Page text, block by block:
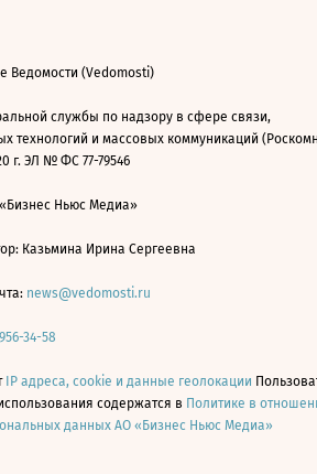
Ведомости (Vedomosti)
службы по надзору в сфере связи,
технологий и массовых коммуникаций
г. ЭЛ № ФС 77-79546
Ньюс Медиа»
Казьмина Ирина Сергеевна
news@vedomosti.ru
34-58
IP адреса, cookie и данные геолокации
содержатся в Политике в
данных АО «Бизнес Ньюс Медиа»